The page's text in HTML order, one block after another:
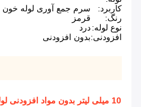
کاربرد:
سرم جمع آوری لوله خون
رنگ:
قرمز
نوع لوله:درد
افزودنی:بدون افزودنی
10 میلی لیتر بدون مواد